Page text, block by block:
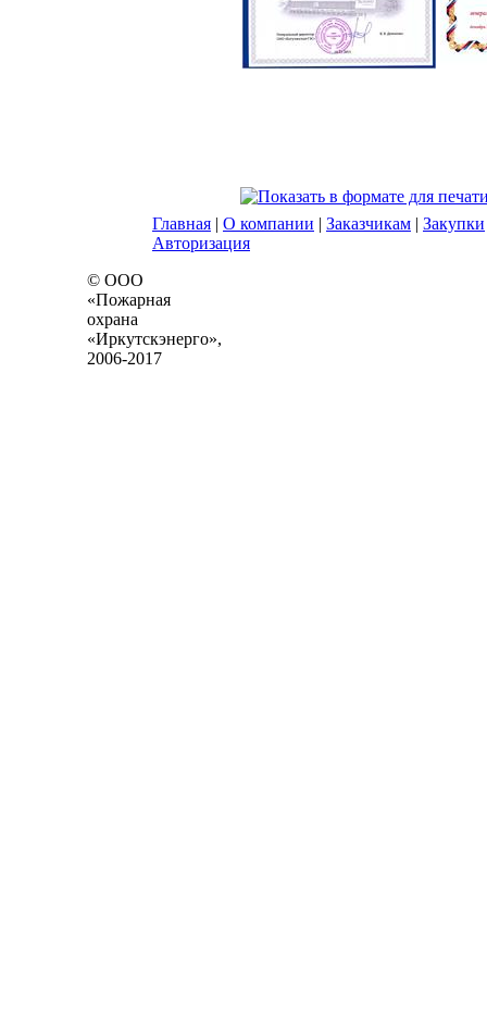
Главная | О компании | Заказчикам | Закупки
Авторизация
© ООО
«Пожарная
охрана
«Иркутскэнерго»,
2006-2017